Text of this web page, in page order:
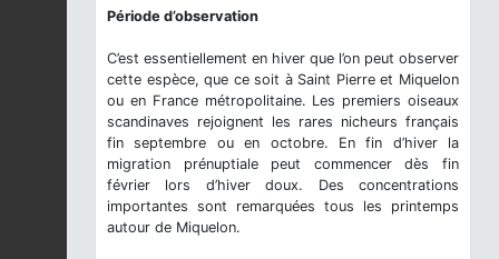
Période d’observation
C’est essentiellement en hiver que l’on peut observer
cette espèce, que ce soit à Saint Pierre et Miquelon
ou en France métropolitaine. Les premiers oiseaux
scandinaves rejoignent les rares nicheurs français
fin septembre ou en octobre. En fin d’hiver la
migration prénuptiale peut commencer dès fin
février lors d’hiver doux. Des concentrations
importantes sont remarquées tous les printemps
autour de Miquelon.